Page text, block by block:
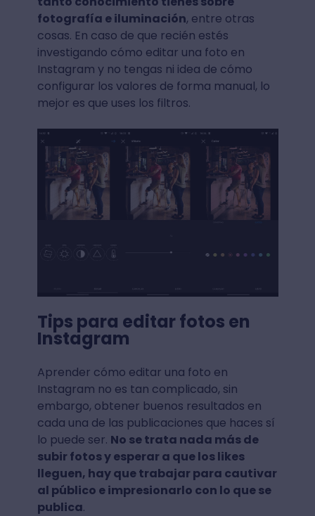
fotografía e iluminación, entre otras
cosas. En caso de que recién estés
investigando cómo editar una foto en
Instagram y no tengas ni idea de cómo
configurar los valores de forma manual, lo
mejor es que uses los filtros.
Tips para editar fotos en
Instagram
Aprender cómo editar una foto en
Instagram no es tan complicado, sin
embargo, obtener buenos resultados en
cada una de las publicaciones que haces sí
lo puede ser. No se trata nada más de
subir fotos y esperar a que los likes
lleguen, hay que trabajar para cautivar
al público e impresionarlo con lo que se
publica.